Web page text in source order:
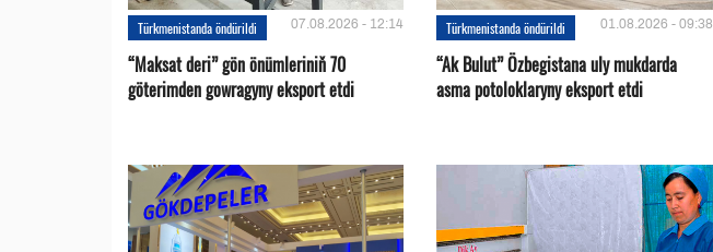
Türkmenistanda öndürildi 07.08.2026 - 12:14
“Maksat deri” gön önümleriniň 70
göterimden gowragyny eksport etdi
Türkmenistanda öndürildi 01.08.2026 - 09:38
“Ak Bulut” Özbegistana uly mukdarda
asma potoloklaryny eksport etdi